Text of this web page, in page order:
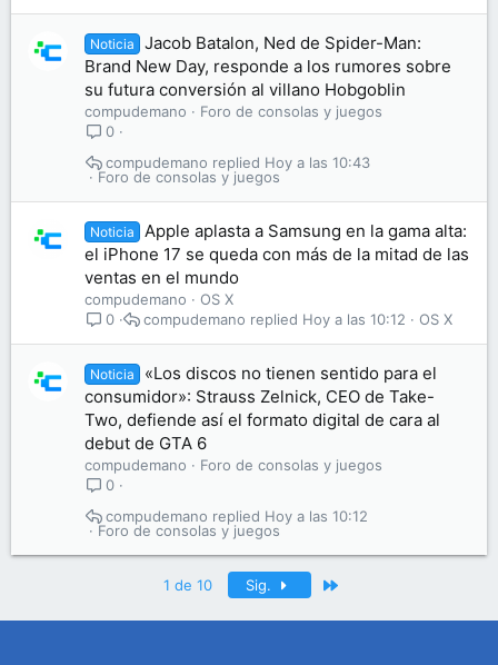
Noticia
Jacob Batalon, Ned de Spider-Man:
Brand New Day, responde a los rumores sobre
su futura conversión al villano Hobgoblin
compudemano
Foro de consolas y juegos
0
Foro de consolas y juegos
Hoy a las 10:43
compudemano
Noticia
Apple aplasta a Samsung en la gama alta:
el iPhone 17 se queda con más de la mitad de las
ventas en el mundo
compudemano
OS X
0
OS X
Hoy a las 10:12
compudemano
Noticia
«Los discos no tienen sentido para el
consumidor»: Strauss Zelnick, CEO de Take-
Two, defiende así el formato digital de cara al
debut de GTA 6
compudemano
Foro de consolas y juegos
0
Foro de consolas y juegos
Hoy a las 10:12
compudemano
1 de 10 Sig.